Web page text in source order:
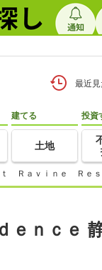
最近
建てる
土地
投資
ｔ Ｒａｖｉｎｅ Ｒｅｓ
ｎｃｅ